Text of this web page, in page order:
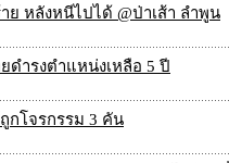
ย หลังหนีไปได้ @ป่าเส้า ลำพูน
ำรงตำแหน่งเหลือ 5 ปี
กโจรกรรม 3 คัน